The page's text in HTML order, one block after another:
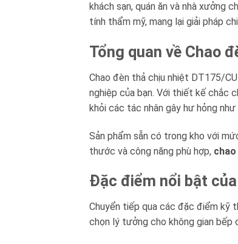
khách sạn, quán ăn và nhà
tính thẩm mỹ, mang lại giải pháp
Tổng quan về Chao
Chao đèn thả chịu nhiệt DT175/
nghiệp của bạn. Với thiết kế chắc
khỏi các tác nhân gây hư hỏng
Sản phẩm sẵn có trong kho với
thước và công năng phù hợp,
Đặc điểm nổi bật
Chuyển tiếp qua các đặc điểm kỹ
chọn lý tưởng cho không gian bếp